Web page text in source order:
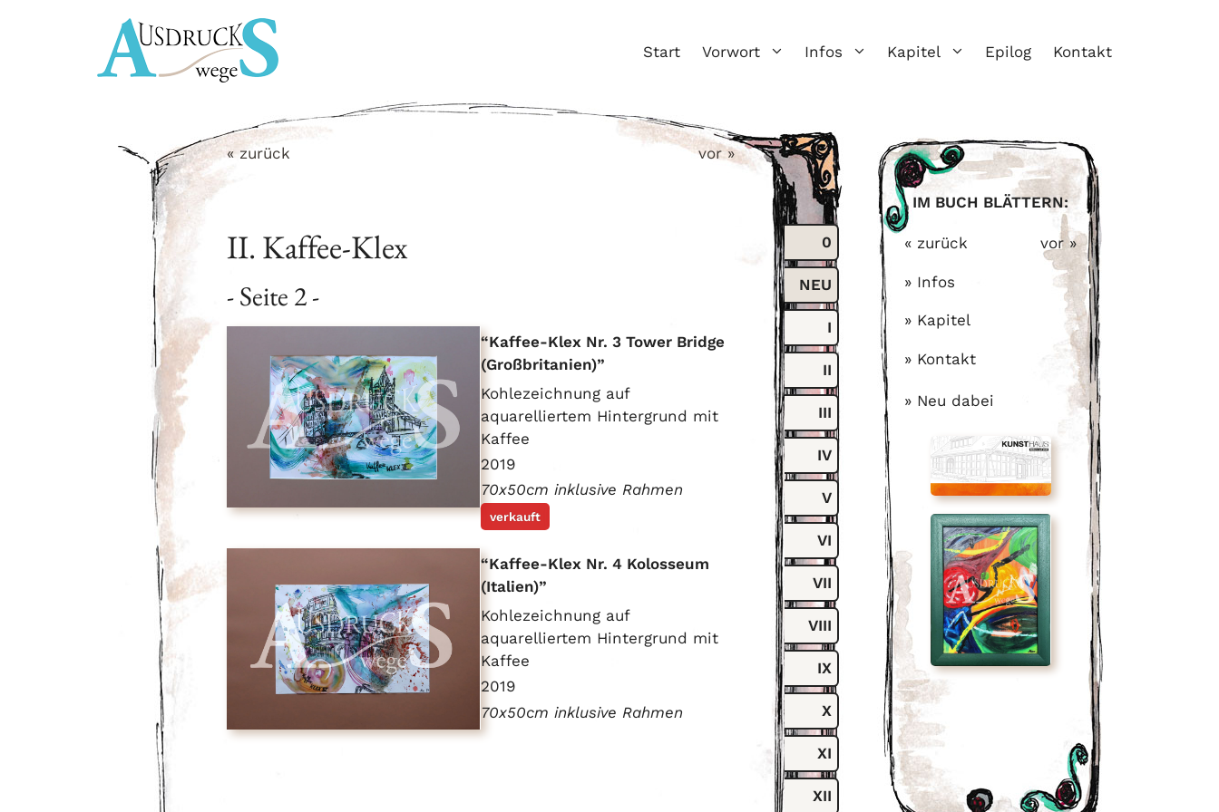
Start Vorwort Infos Kapitel Epilog Kontakt
« zurück vor »
II. Kaffee-Klex
- Seite 2 -
Kaffee-Klex Nr. 3 Tower Bridge
(Großbritanien)
Kohlezeichnung auf
aquarelliertem Hintergrund mit
Kaffee
2019
70x50cm inklusive Rahmen
verkauft
Kaffee-Klex Nr. 4 Kolosseum
(Italien)
Kohlezeichnung auf
aquarelliertem Hintergrund mit
Kaffee
2019
70x50cm inklusive Rahmen
0
NEU
I
II
III
IV
V
VI
VII
VIII
IX
X
XI
XII
IM BUCH BLÄTTERN:
« zurück vor »
» Infos
» Kapitel
» Kontakt
» Neu dabei